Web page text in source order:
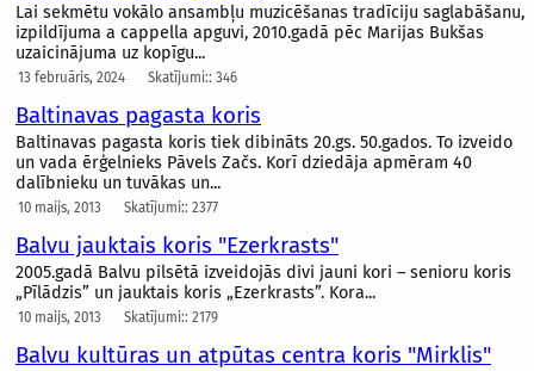
Lai sekmētu vokālo ansambļu muzicēšanas tradīciju saglabāšanu,
izpildījuma a cappella apguvi, 2010.gadā pēc Marijas Bukšas
uzaicinājuma uz kopīgu...
13 februāris, 2024 Skatījumi:: 346
Baltinavas pagasta koris
Baltinavas pagasta koris tiek dibināts 20.gs. 50.gados. To izveido
un vada ērģelnieks Pāvels Začs. Korī dziedāja apmēram 40
dalībnieku un tuvākas un...
10 maijs, 2013 Skatījumi:: 2377
Balvu jauktais koris "Ezerkrasts"
2005.gadā Balvu pilsētā izveidojās divi jauni kori – senioru koris
„Pīlādzis” un jauktais koris „Ezerkrasts”. Kora...
10 maijs, 2013 Skatījumi:: 2179
Balvu kultūras un atpūtas centra koris "Mirklis"